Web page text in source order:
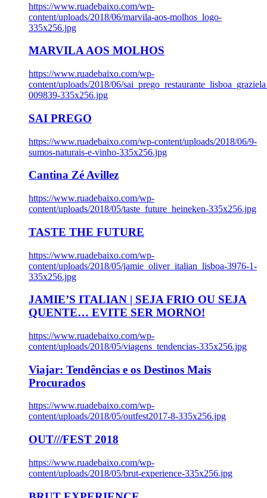
https://www.ruadebaixo.com/wp-
content/uploads/2018/06/marvila-aos-molhos_logo-
335x256.jpg
MARVILA AOS MOLHOS
https://www.ruadebaixo.com/wp-
content/uploads/2018/06/
009839-335x256.jpg
SAI PREGO
https://www.ruadebaixo.com/wp-content/uploads/2018/06/9-
sumos-naturais-e-vinho-335x256.jpg
Cantina Zé Avillez
https://www.ruadebaixo.com/wp-
content/uploads/2018/05/taste_future_heineken-335x256.jpg
TASTE THE FUTURE
https://www.ruadebaixo.com/wp-
content/uploads/2018/05/jamie_oliver_italian_lisboa-3976-1-
335x256.jpg
JAMIE’S ITALIAN | SEJA FRIO OU SEJA
QUENTE… EVITE SER MORNO!
https://www.ruadebaixo.com/wp-
content/uploads/2018/05/viagens_tendencias-335x256.jpg
Viajar: Tendências e os Destinos Mais
Procurados
https://www.ruadebaixo.com/wp-
content/uploads/2018/05/outfest2017-8-335x256.jpg
OUT///FEST 2018
https://www.ruadebaixo.com/wp-
content/uploads/2018/05/brut-experience-335x256.jpg